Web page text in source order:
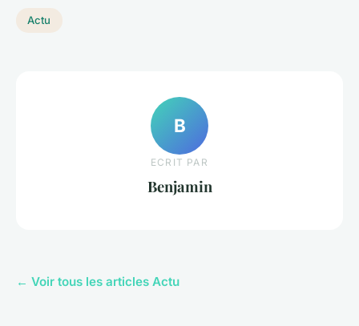
Actu
B
ECRIT PAR
Benjamin
← Voir tous les articles Actu